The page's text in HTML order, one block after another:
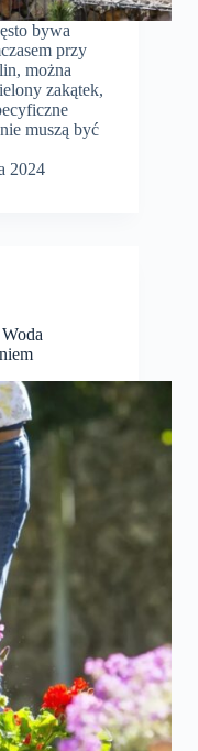
bywa
przy
można
zakątek,
muszą być
2024